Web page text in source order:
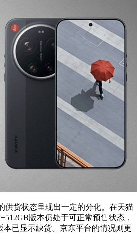
供货状态呈现出一定的分化。在天猫
版本仍处于可正常预售状态，
本已显示缺货。京东平台的情况则更